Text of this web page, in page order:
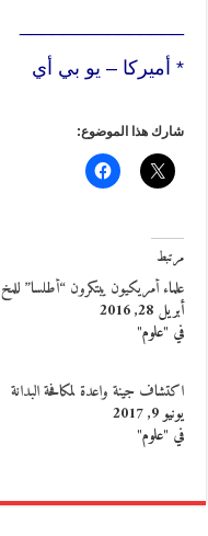
* أميركا – يو بي أي
شارك هذا الموضوع:
مرتبط
علماء أمريكيون يبتكرون “أطلسا” للمخ
أبريل 28, 2016
في "علوم"
اكتشاف جينة واعدة لمكافحة البدانة
يونيو 9, 2017
في "علوم"